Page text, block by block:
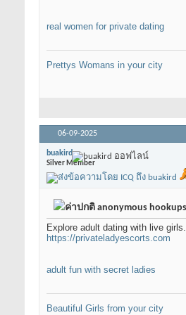
real women for private dating
Prettys Womans in your city
06-09-2025
buakird
Silver Member
anonymous
Explore adult dating with live
https://privateladyescorts.com
adult fun with secret ladies
Beautiful Girls from your city